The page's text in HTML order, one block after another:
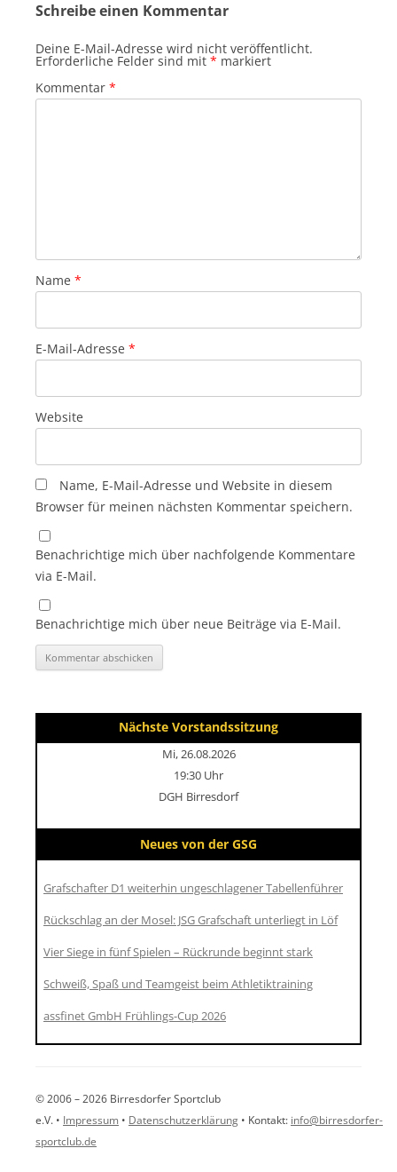
Schreibe einen Kommentar
Deine E-Mail-Adresse wird nicht veröffentlicht.
Erforderliche Felder sind mit * markiert
Kommentar *
Name *
E-Mail-Adresse *
Website
Name, E-Mail-Adresse und Website in diesem
Browser für meinen nächsten Kommentar speichern.
Benachrichtige mich über nachfolgende Kommentare
via E-Mail.
Benachrichtige mich über neue Beiträge via E-Mail.
Nächste Vorstandssitzung
Mi, 26.08.2026
19:30 Uhr
DGH Birresdorf
Neues von der GSG
Grafschafter D1 weiterhin ungeschlagener Tabellenführer
Rückschlag an der Mosel: JSG Grafschaft unterliegt in Löf
Vier Siege in fünf Spielen – Rückrunde beginnt stark
Schweiß, Spaß und Teamgeist beim Athletiktraining
assfinet GmbH Frühlings-Cup 2026
© 2006 – 2026 Birresdorfer Sportclub
e.V. • Impressum • Datenschutzerklärung • Kontakt: info@birresdorfer-
sportclub.de